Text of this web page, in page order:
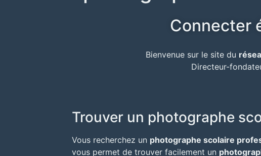
Connecter
Bienvenue sur le site du
Directeur-
Trouver un photographe
Vous recherchez un photographe scolaire
vous permet de trouver facilement un